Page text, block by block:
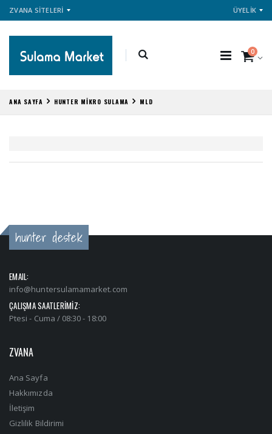
ZVANA SİTELERİ ÜYELİK
0
ANA SAYFA HUNTER MİKRO SULAMA MLD
hunter destek
EMAIL:
info@huntersulamamarket.com
ÇALIŞMA SAATLERİMİZ:
Ptesi - Cuma / 08:30 - 18:00
ZVANA
Ana Sayfa
Hakkımızda
İletişim
Gizlilik Bildirimi